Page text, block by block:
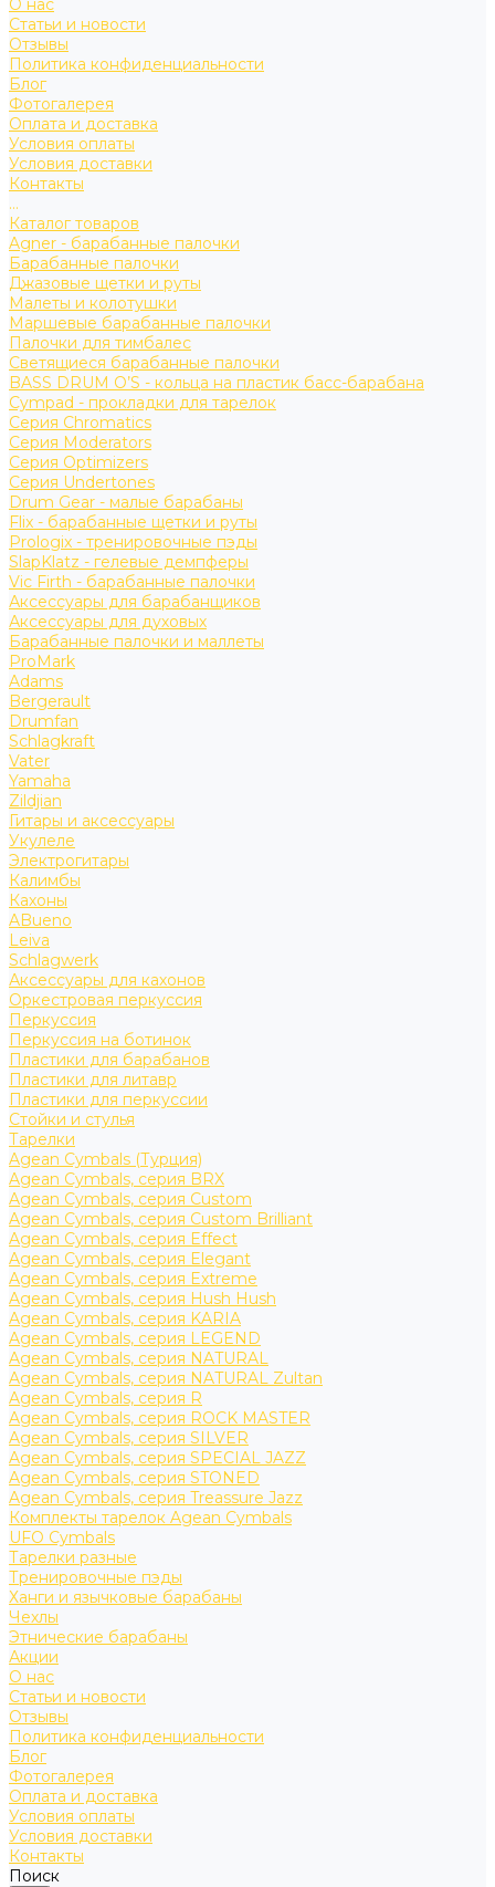
О нас
Статьи и новости
Отзывы
Политика конфиденциальности
Блог
Фотогалерея
Оплата и доставка
Условия оплаты
Условия доставки
Контакты
...
Каталог товаров
Agner - барабанные палочки
Барабанные палочки
Джазовые щетки и руты
Малеты и колотушки
Маршевые барабанные палочки
Палочки для тимбалес
Светящиеся барабанные палочки
BASS DRUM O’S - кольца на пластик басс-барабана
Cympad - прокладки для тарелок
Серия Chromatics
Серия Moderators
Серия Optimizers
Серия Undertones
Drum Gear - малые барабаны
Flix - барабанные щетки и руты
Prologix - тренировочные пэды
SlapKlatz - гелевые демпферы
Vic Firth - барабанные палочки
Аксессуары для барабанщиков
Аксессуары для духовых
Барабанные палочки и маллеты
ProMark
Adams
Bergerault
Drumfan
Schlagkraft
Vater
Yamaha
Zildjian
Гитары и аксессуары
Укулеле
Электрогитары
Калимбы
Кахоны
ABueno
Leiva
Schlagwerk
Аксессуары для кахонов
Оркестровая перкуссия
Перкуссия
Перкуссия на ботинок
Пластики для барабанов
Пластики для литавр
Пластики для перкуссии
Стойки и стулья
Тарелки
Agean Cymbals (Турция)
Agean Cymbals, серия BRX
Agean Cymbals, серия Custom
Agean Cymbals, серия Custom Brilliant
Agean Cymbals, серия Effect
Agean Cymbals, серия Elegant
Agean Cymbals, серия Extreme
Agean Cymbals, серия Hush Hush
Agean Cymbals, серия KARIA
Agean Cymbals, серия LEGEND
Agean Cymbals, серия NATURAL
Agean Cymbals, серия NATURAL Zultan
Agean Cymbals, серия R
Agean Cymbals, серия ROCK MASTER
Agean Cymbals, серия SILVER
Agean Cymbals, серия SPECIAL JAZZ
Agean Cymbals, серия STONED
Agean Cymbals, серия Treassure Jazz
Комплекты тарелок Agean Cymbals
UFO Cymbals
Тарелки разные
Тренировочные пэды
Ханги и язычковые барабаны
Чехлы
Этнические барабаны
Акции
О нас
Статьи и новости
Отзывы
Политика конфиденциальности
Блог
Фотогалерея
Оплата и доставка
Условия оплаты
Условия доставки
Контакты
Поиск